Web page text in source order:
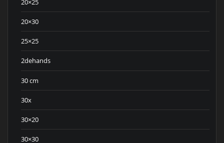
20×25
20×30
25×25
2dehands
30 cm
30x
30×20
30×30